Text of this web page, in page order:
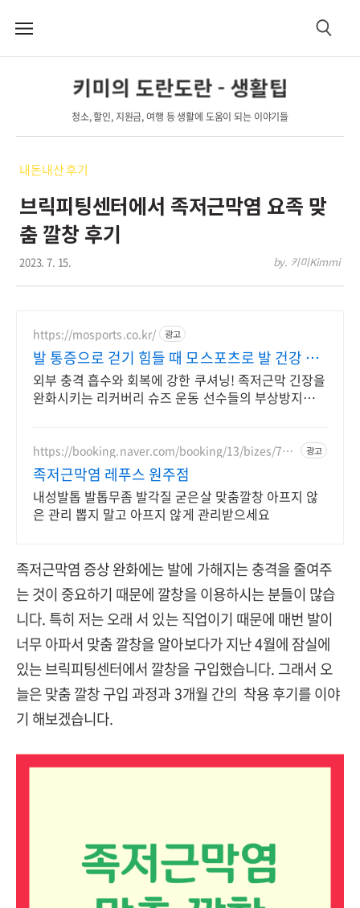
메
검
키미의 도란도란 - 생활팁
청소, 할인, 지원금, 여행 등 생활에 도움이 되는 이야기들
내돈내산 후기
브릭피팅센터에서 족저근막염 요족 맞
춤 깔창 후기
2023. 7. 15. by. 키미Kimmi
https://mosports.co.kr/ 광고
발 통증으로 걷기 힘들 때 모스포츠로 발 건강 회
복
외부 충격 흡수와 회복에 강한 쿠셔닝! 족저근막 긴장을
완화시키는 리커버리 슈즈 운동 선수들의 부상방지와
https://booking.naver.com/booking/13/bizes/770
광고
족저근막염 레푸스 원주점
내성발톱 발톱무좀 발각질 굳은살 맞춤깔창 아프지 않
은 관리 뽑지 말고 아프지 않게 관리받으세요
족저근막염 증상 완화에는 발에 가해지는 충격을 줄여주
는 것이 중요하기 때문에 깔창을 이용하시는 분들이 많습
니다. 특히 저는 오래 서 있는 직업이기 때문에 매번 발이
너무 아파서 맞춤 깔창을 알아보다가 지난 4월에 잠실에
있는 브릭피팅센터에서 깔창을 구입했습니다. 그래서 오
늘은 맞춤 깔창 구입 과정과 3개월 간의 착용 후기를 이야
기 해보겠습니다.